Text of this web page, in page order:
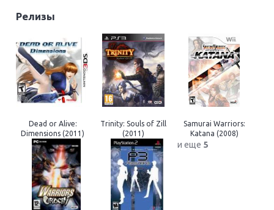
Релизы
Dead or Alive:
Dimensions (2011)
Trinity: Souls of Zill
(2011)
Samurai Warriors:
Katana (2008)
и еще 5